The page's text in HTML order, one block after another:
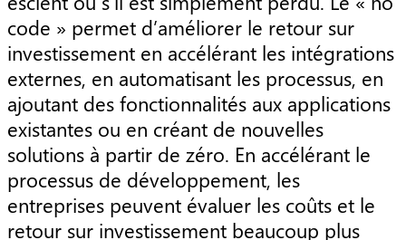
code » permet d’améliorer le retour sur
investissement en accélérant les intégrations
externes, en automatisant les processus, en
ajoutant des fonctionnalités aux applications
existantes ou en créant de nouvelles
solutions à partir de zéro. En accélérant le
processus de développement, les
entreprises peuvent évaluer les coûts et le
retour sur investissement beaucoup plus